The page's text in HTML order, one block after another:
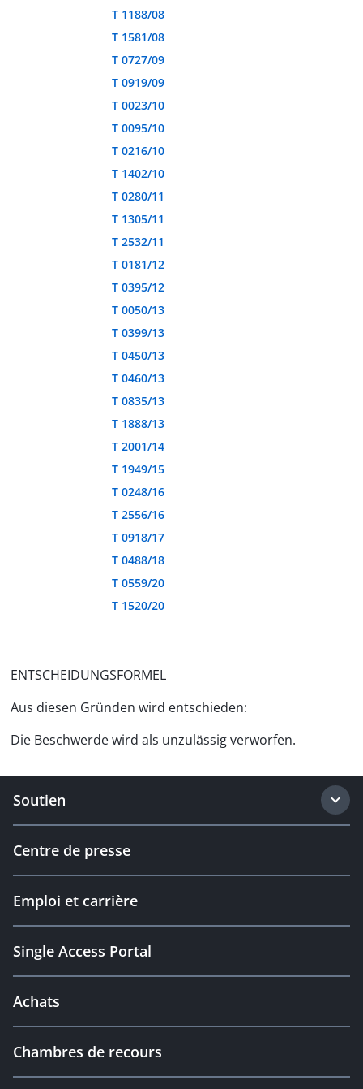
T 1188/08
T 1581/08
T 0727/09
T 0919/09
T 0023/10
T 0095/10
T 0216/10
T 1402/10
T 0280/11
T 1305/11
T 2532/11
T 0181/12
T 0395/12
T 0050/13
T 0399/13
T 0450/13
T 0460/13
T 0835/13
T 1888/13
T 2001/14
T 1949/15
T 0248/16
T 2556/16
T 0918/17
T 0488/18
T 0559/20
T 1520/20
ENTSCHEIDUNGSFORMEL
Aus diesen Gründen wird entschieden:
Die Beschwerde wird als unzulässig verworfen.
Soutien
Centre de presse
Emploi et carrière
Single Access Portal
Achats
Chambres de recours